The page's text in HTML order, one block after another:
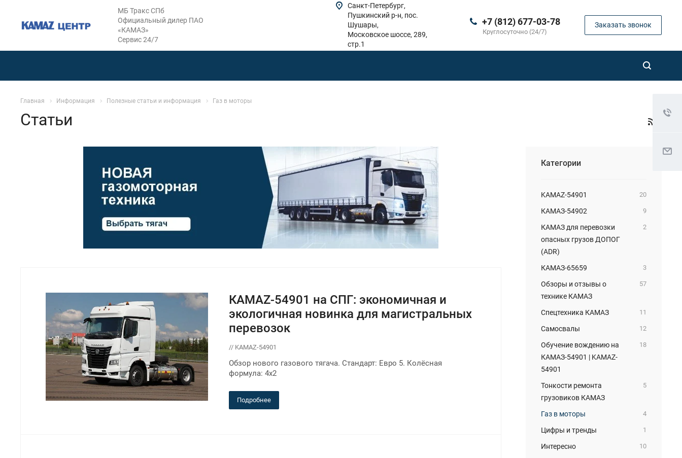
МБ Тракс СПб
Официальный дилер ПАО
«КАМАЗ»
Сервис 24/7
+7 (812) 677-03-78
Круглосуточно (24/7)
Заказать звонок
Санкт-Петербург,
Пушкинский р-н, пос.
Шушары,
Московское шоссе, 289,
стр.1
Главная Информация Полезные статьи и информация Газ в моторы
Статьи
КАМАZ-54901 на СПГ: экономичная и
экологичная новинка для магистральных
перевозок
// KAMAZ-54901
Обзор нового газового тягача. Стандарт: Евро 5. Колёсная
формула: 4x2
Подробнее
Категории
KAMAZ-54901 20
КАМАЗ-54902 9
КАМАЗ для перевозки
опасных грузов ДОПОГ
(ADR)
2
КАМАЗ-65659 3
Обзоры и отзывы о
технике КАМАЗ
57
Спецтехника КАМАЗ 11
Самосвалы 12
Обучение вождению на
КАМАЗ-54901 | KAMAZ-
54901
18
Тонкости ремонта
грузовиков КАМАЗ
5
Газ в моторы 4
Цифры и тренды 1
Интересно 10